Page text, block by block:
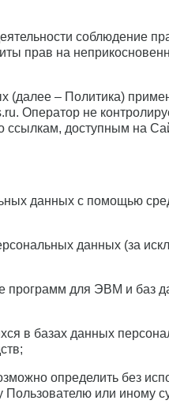
соблюдение
прав на
– Политика)
Оператор не
ссылкам, доступным на
данных с помощью
данных (за
программ для ЭВМ и баз
в базах данных
определить без
или иному